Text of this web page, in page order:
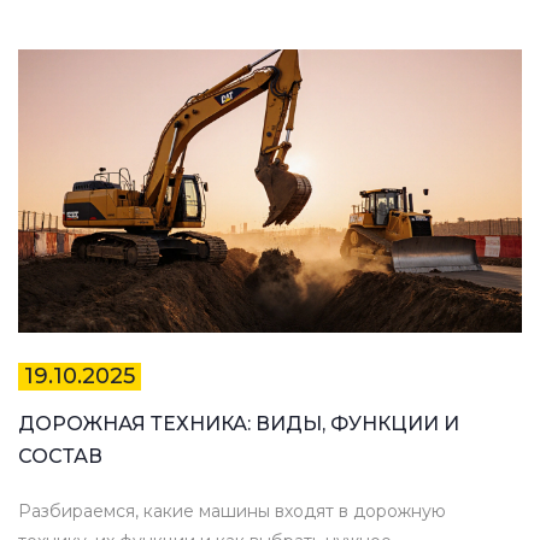
19.10.2025
ДОРОЖНАЯ ТЕХНИКА: ВИДЫ, ФУНКЦИИ И
СОСТАВ
Разбираемся, какие машины входят в дорожную